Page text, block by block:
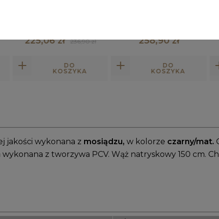
225,06 zł 236,90 zł
DO
KOSZYKA
258,90 zł
DO
KOSZYKA
jakości wykonana z mosiądzu,w kolorze czarny/mat.
z tworzywa PCV. Wąż natryskowy 150 cm.